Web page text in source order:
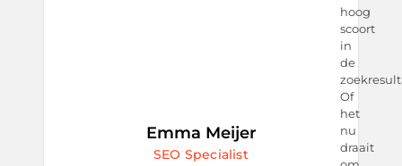
Emma Meijer
SEO Specialist
hoog
scoort
in
de
Of
het
nu
draait